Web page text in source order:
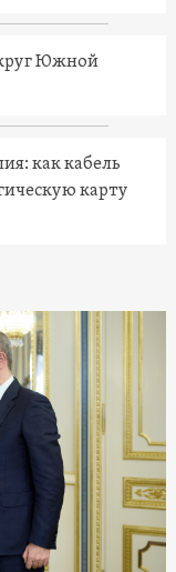
Южной
как кабель
карту